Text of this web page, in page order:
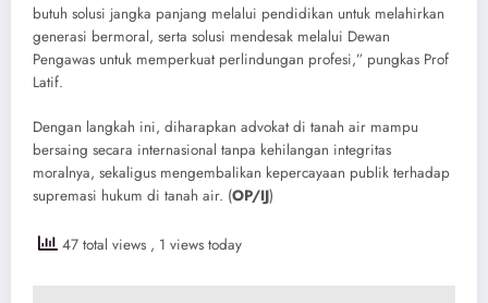
butuh solusi jangka panjang melalui pendidikan untuk melahirkan
generasi bermoral, serta solusi mendesak melalui Dewan
Pengawas untuk memperkuat perlindungan profesi,” pungkas Prof
Latif.
​Dengan langkah ini, diharapkan advokat di tanah air mampu
bersaing secara internasional tanpa kehilangan integritas
moralnya, sekaligus mengembalikan kepercayaan publik terhadap
supremasi hukum di tanah air. (OP/IJ)
47 total views , 1 views today